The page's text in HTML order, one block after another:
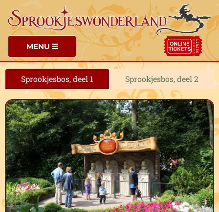
MENU
Sprookjesbos, deel 1 Sprookjesbos, deel 2